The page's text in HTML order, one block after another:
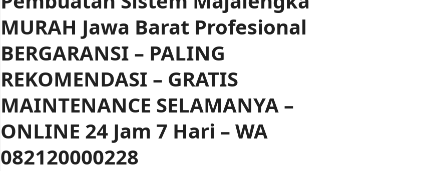
MURAH Jawa Barat Profesional
BERGARANSI – PALING
REKOMENDASI – GRATIS
MAINTENANCE SELAMANYA –
ONLINE 24 Jam 7 Hari – WA
082120000228